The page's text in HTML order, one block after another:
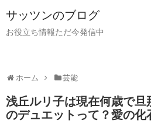
サッツンのブログ
お役立ち情報ただ今発信中
ホーム 芸能
浅丘ルリ子は現在何歳で旦
のデュエットって？愛の化